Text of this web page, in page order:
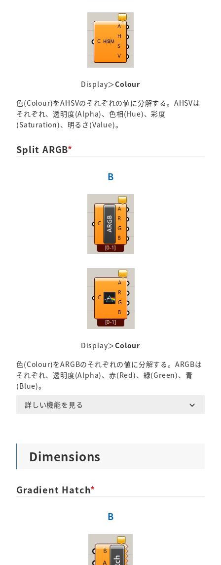
Display＞Colour
色(Colour)をAHSVのそれぞれの値に分解する。AHSVは
それぞれ、透明度(Alpha)、色相(Hue)、彩度
(Saturation)、明るさ(Value)。
Split ARGB*
B
Display＞Colour
色(Colour)をARGBのそれぞれの値に分解する。ARGBは
それぞれ、透明度(Alpha)、赤(Red)、緑(Green)、青
(Blue)。
詳しい機能を見る
Dimensions
Gradient Hatch*
B